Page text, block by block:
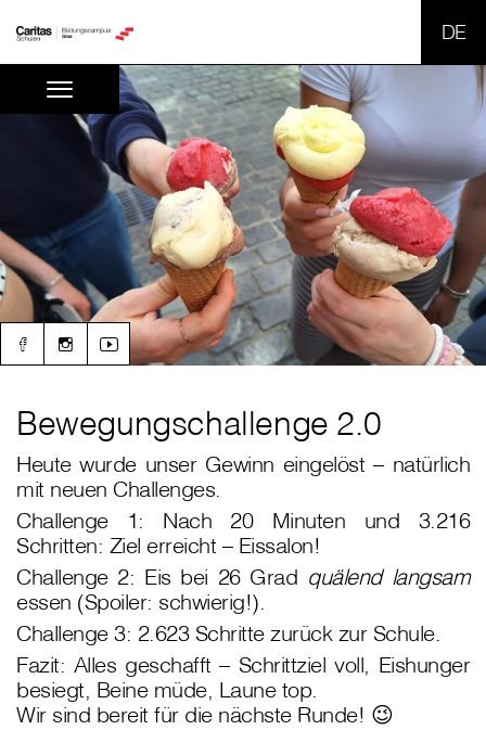
Bewegungschallenge 2.0
Heute wurde unser Gewinn eingelöst – natürlich
mit neuen Challenges.
Challenge 1: Nach 20 Minuten und 3.216
Schritten: Ziel erreicht – Eissalon!
Challenge 2: Eis bei 26 Grad quälend langsam
essen (Spoiler: schwierig!).
Challenge 3: 2.623 Schritte zurück zur Schule.
Fazit: Alles geschafft – Schrittziel voll, Eishunger
besiegt, Beine müde, Laune top.
Wir sind bereit für die nächste Runde! 😉